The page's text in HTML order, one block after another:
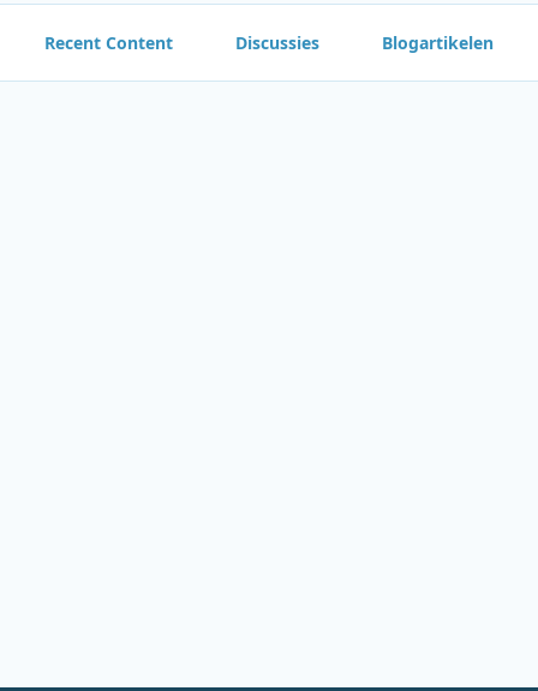
Recent Content Discussies Blogartikelen